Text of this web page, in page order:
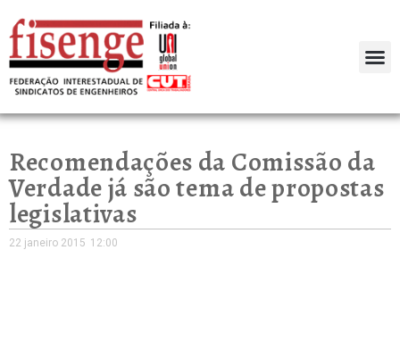
Recomendações da Comissão da
Verdade já são tema de propostas
legislativas
22 janeiro 2015 12:00